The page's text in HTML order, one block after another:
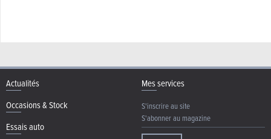
Actualités
Occasions & Stock
Essais auto
Mes services
S'inscrire au site
S'abonner au magazine